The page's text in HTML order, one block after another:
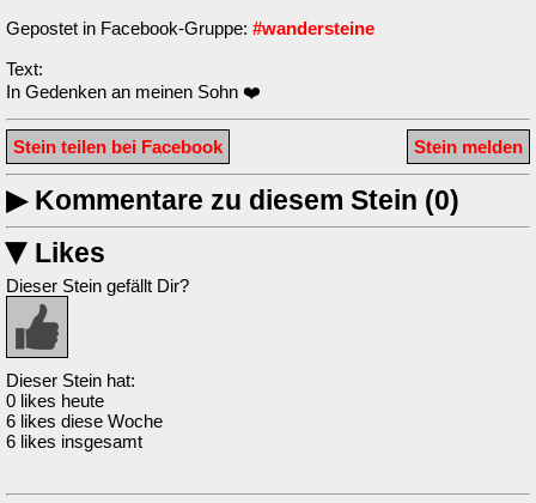
Gepostet in Facebook-Gruppe: #wandersteine
Text:
In Gedenken an meinen Sohn ❤️
Stein melden
Stein teilen bei Facebook
▶Kommentare zu diesem Stein (0)
▶ Likes
Dieser Stein gefällt Dir?
Dieser Stein hat:
0 likes heute
6 likes diese Woche
6 likes insgesamt